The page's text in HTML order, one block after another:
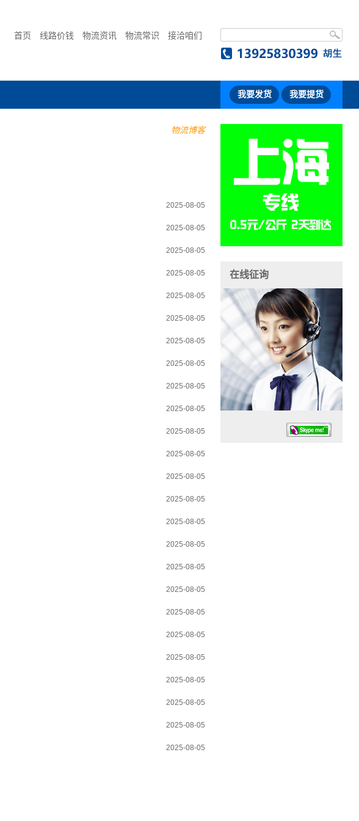
首页 线路价钱 物流资讯 物流常识 接洽咱们
我要发货 我要提货
物流博客
2025-08-05
2025-08-05
2025-08-05
2025-08-05
2025-08-05
2025-08-05
2025-08-05
2025-08-05
2025-08-05
2025-08-05
2025-08-05
2025-08-05
2025-08-05
2025-08-05
2025-08-05
2025-08-05
2025-08-05
2025-08-05
2025-08-05
2025-08-05
2025-08-05
2025-08-05
2025-08-05
2025-08-05
2025-08-05
在线征询